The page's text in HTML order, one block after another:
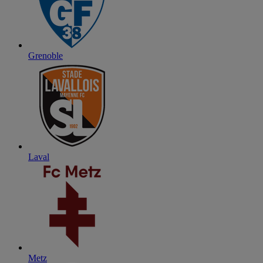
Grenoble
Laval
Metz